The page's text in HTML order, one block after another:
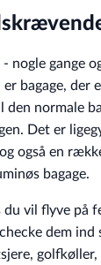
nogle gange
er bagage, der
normale
Det er
også en
bagage.
du vil flyve på
dem ind